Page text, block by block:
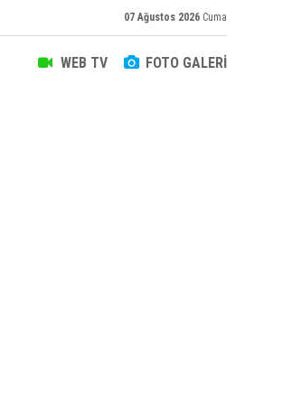
07 Ağustos 2026 Cuma
WEB TV FOTO GALERİ